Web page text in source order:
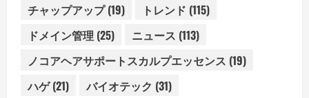
チャップアップ(19) トレンド (115)
ドメイン管理 (25) ニュース (113)
ノコアヘアサポートスカルプエッセンス (19)
ハゲ(21) バイオテック (31)